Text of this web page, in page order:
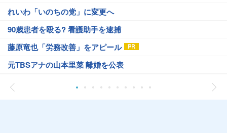
れいわ「いのちの党」に変更へ
90歳患者を殴る? 看護助手を逮捕
藤原竜也「労務改善」をアピール
元TBSアナの山本里菜 離婚を公表